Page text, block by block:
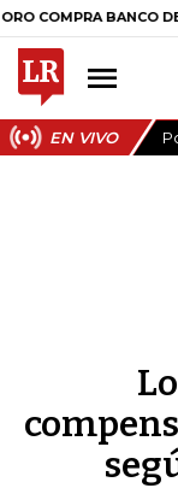
BANCO DE LA
EN VIVO